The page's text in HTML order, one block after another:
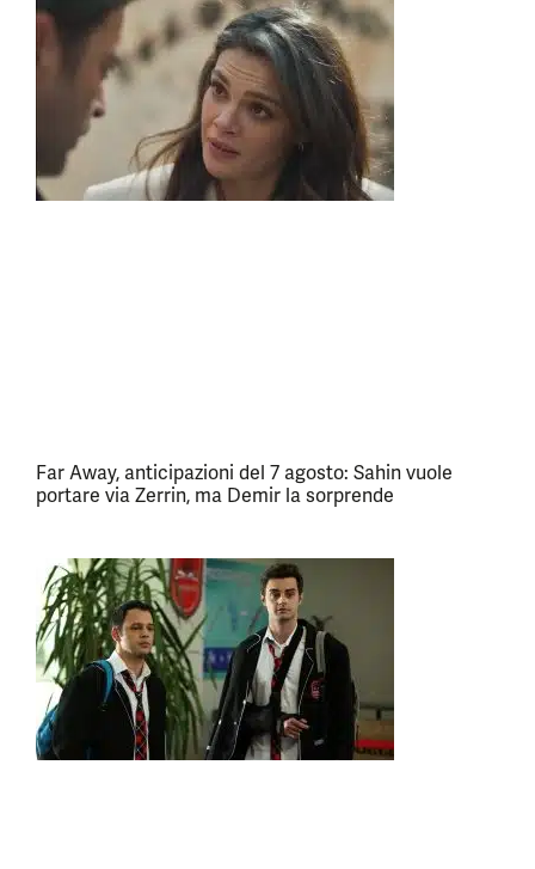
Far Away, anticipazioni del 7 agosto: Sahin vuole
portare via Zerrin, ma Demir la sorprende